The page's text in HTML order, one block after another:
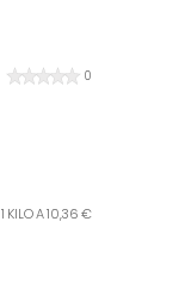
0
1 KILO A 10,36 €